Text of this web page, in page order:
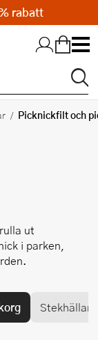
Picknickfilt och
ut
i parken,
Stekhällar
rabatt